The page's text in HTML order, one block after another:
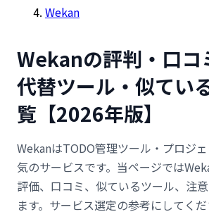
Wekan
Wekanの評判・口コ
代替ツール・似てい
覧【2026年版】
WekanはTODO管理ツール・プロジ
気のサービスです。当ページでは
評価、口コミ、似ているツール、注
ます。サービス選定の参考にしてくだ